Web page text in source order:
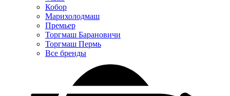
Кобор
Марихолодмаш
Премьер
Торгмаш Барановичи
Торгмаш Пермь
Все бренды